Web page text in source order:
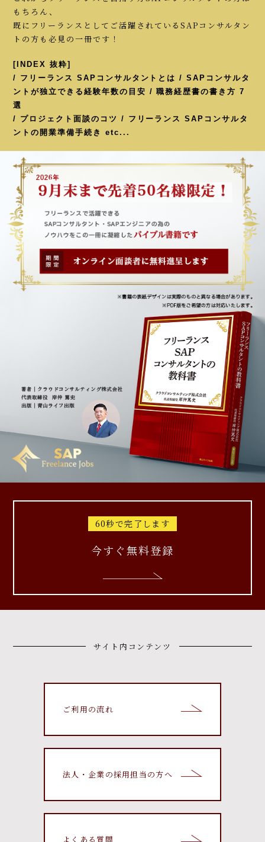
もちろん、
既にフリーランスとしてご活躍されているSAPコンサルタン
トの方も必見の一冊です！
[INDEX 抜粋]
/ フリーランス SAPコンサルタントとは / SAPコンサルタ
ントが独立できる経験年数の目安 / 職務経歴書の書き方 7
選
/ プロジェクト面談のコツ / フリーランス SAPコンサルタ
ントの開業準備手続き etc...
60秒で完了します
今すぐ無料登録
サイト内コンテンツ
ご利用の流れ
法人・企業の採用担当の方へ
よくある質問